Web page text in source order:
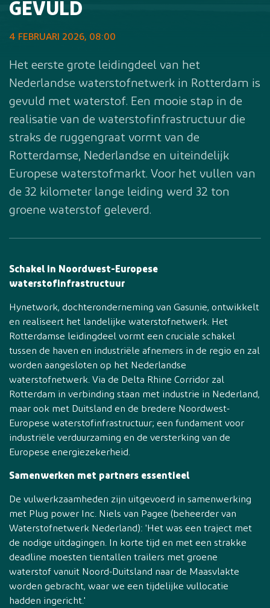
GEVULD
4 FEBRUARI 2026, 08:00
Het eerste grote leidingdeel van het
Nederlandse waterstofnetwerk in Rotterdam is
gevuld met waterstof. Een mooie stap in de
realisatie van de waterstofinfrastructuur die
straks de ruggengraat vormt van de
Rotterdamse, Nederlandse en uiteindelijk
Europese waterstofmarkt. Voor het vullen van
de 32 kilometer lange leiding werd 32 ton
groene waterstof geleverd.
Schakel in Noordwest-Europese
waterstofinfrastructuur
Hynetwork, dochteronderneming van Gasunie, ontwikkelt
en realiseert het landelijke waterstofnetwerk. Het
Rotterdamse leidingdeel vormt een cruciale schakel
tussen de haven en industriële afnemers in de regio en zal
worden aangesloten op het Nederlandse
waterstofnetwerk. Via de Delta Rhine Corridor zal
Rotterdam in verbinding staan met industrie in Nederland,
maar ook met Duitsland en de bredere Noordwest-
Europese waterstofinfrastructuur; een fundament voor
industriële verduurzaming en de versterking van de
Europese energiezekerheid.
Samenwerken met partners essentieel
De vulwerkzaamheden zijn uitgevoerd in samenwerking
met Plug power Inc. Niels van Pagee (beheerder van
Waterstofnetwerk Nederland): 'Het was een traject met
de nodige uitdagingen. In korte tijd en met een strakke
deadline moesten tientallen trailers met groene
waterstof vanuit Noord-Duitsland naar de Maasvlakte
worden gebracht, waar we een tijdelijke vullocatie
hadden ingericht.'